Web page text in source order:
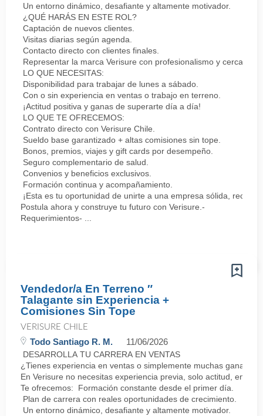
Un entorno dinámico, desafiante y altamente motivador.
¿QUÉ HARÁS EN ESTE ROL?
Captación de nuevos clientes.
Visitas diarias según agenda.
Contacto directo con clientes finales.
Representar la marca Verisure con profesionalismo y cercanía.
LO QUE NECESITAS:
Disponibilidad para trabajar de lunes a sábado.
Con o sin experiencia en ventas o trabajo en terreno.
¡Actitud positiva y ganas de superarte día a día!
LO QUE TE OFRECEMOS:
Contrato directo con Verisure Chile.
Sueldo base garantizado + altas comisiones sin tope.
Bonos, premios, viajes y gift cards por desempeño.
Seguro complementario de salud.
Convenios y beneficios exclusivos.
Formación continua y acompañamiento.
¡Esta es tu oportunidad de unirte a una empresa sólida,
Postula ahora y construye tu futuro con Verisure.-
Requerimientos- ...
Vendedor/a En Terreno ″
Talagante sin Experiencia +
Comisiones Sin Tope
VERISURE CHILE
Todo Santiago R. M. 11/06/2026
DESARROLLA TU CARRERA EN VENTAS
¿Tienes experiencia en ventas o simplemente muchas ganas
En Verisure no necesitas experiencia previa, solo actitud,
Te ofrecemos: Formación constante desde el primer día.
Plan de carrera con reales oportunidades de crecimiento.
Un entorno dinámico, desafiante y altamente motivador.